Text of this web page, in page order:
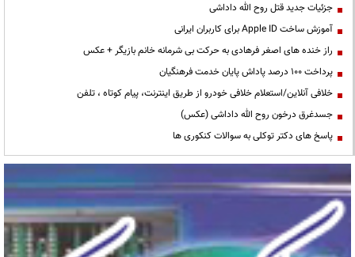
جزئیات جدید قتل روح الله داداشی
آموزش ساخت Apple ID برای کاربران ایرانی
راز خنده های اصغر فرهادی به حرکت بی شرمانه خانم بازیگر + عکس
پرداخت ۱۰۰ درصد پاداش پایان خدمت فرهنگیان
خلافی آنلاین/استعلام خلافی خودرو از طریق اینترنت، پیام کوتاه ، تلفن
جسدغرق درخون روح الله داداشی (عکس)
پاسخ های دکتر توکلی به سوالات کنکوری ها